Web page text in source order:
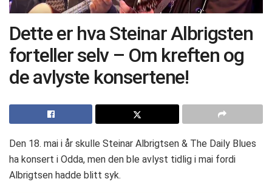
Dette er hva Steinar Albrigsten
forteller selv – Om kreften og
de avlyste konsertene!
Den 18. mai i år skulle Steinar Albrigtsen & The Daily Blues
ha konsert i Odda, men den ble avlyst tidlig i mai fordi
Albrigtsen hadde blitt syk.